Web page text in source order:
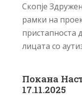
Скопје
рамки на
пристапноста
лицата со
Покана
17.11.2025